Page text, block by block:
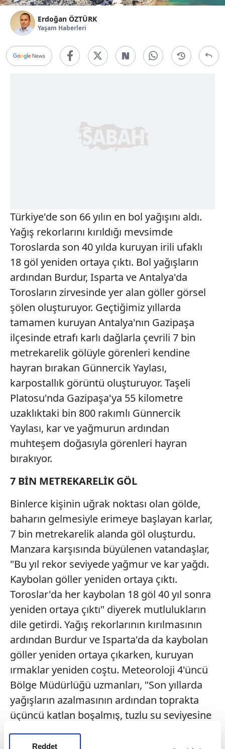
Reddet
Erdoğan ÖZTÜRK
Yaşam Haberleri
Türkiye'de son 66 yılın en bol yağışını aldı.
Yağış rekorlarını kırıldığı mevsimde
Toroslarda son 40 yılda kuruyan irili ufaklı
18 göl yeniden ortaya çıktı. Bol yağışların
ardından Burdur, Isparta ve Antalya'da
Torosların zirvesinde yer alan göller görsel
şölen oluşturuyor. Geçtiğimiz yıllarda
tamamen kuruyan Antalya'nın Gazipaşa
ilçesinde etrafı karlı dağlarla çevrili 7 bin
metrekarelik gölüyle görenleri kendine
hayran bırakan Günnercik Yaylası,
karpostallık görüntü oluşturuyor. Taşeli
Platosu'nda Gazipaşa'ya 55 kilometre
uzaklıktaki bin 800 rakımlı Günnercik
Yaylası, kar ve yağmurun ardından
muhteşem doğasıyla görenleri hayran
bırakıyor.
7 BİN METREKARELİK GÖL
Binlerce kişinin uğrak noktası olan gölde,
baharın gelmesiyle erimeye başlayan karlar,
7 bin metrekarelik alanda göl oluşturdu.
Manzara karşısında büyülenen vatandaşlar,
"Bu yıl rekor seviyede yağmur ve kar yağdı.
Kaybolan göller yeniden ortaya çıktı.
Toroslar'da her kaybolan 18 göl 40 yıl sonra
yeniden ortaya çıktı" diyerek mutlulukların
dile getirdi. Yağış rekorlarının kırılmasının
ardından Burdur ve Isparta'da da kaybolan
göller yeniden ortaya çıkarken, kuruyan
ırmaklar yeniden coştu. Meteoroloji 4'üncü
Bölge Müdürlüğü uzmanları, "Son yıllarda
yağışların azalmasının ardından toprakta
üçüncü katlan boşalmış, tuzlu su seviyesine
inilmişti. Bu yıl 66 yılın yağış rekorları kırıldı.
Toprak suya doyması ile nem oranı yükseldi.